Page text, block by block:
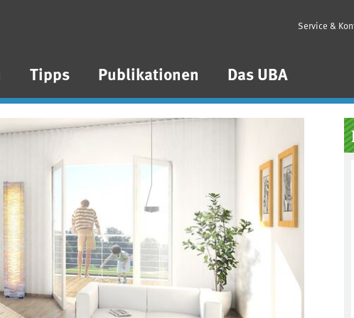
Tipps Publikationen Das UBA
Service &